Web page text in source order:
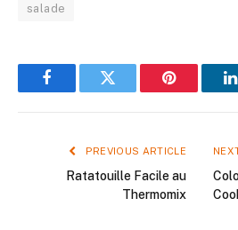
salade
FacebookTwitter Pinterest
PREVIOUS ARTICLE
Ratatouille Facile au
Thermomix